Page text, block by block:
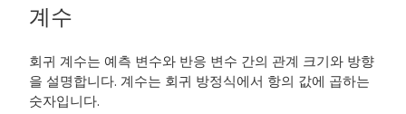
계수
회귀 계수는 예측 변수와 반응 변수 간의 관계 크기와 방향
을 설명합니다. 계수는 회귀 방정식에서 항의 값에 곱하는
숫자입니다.